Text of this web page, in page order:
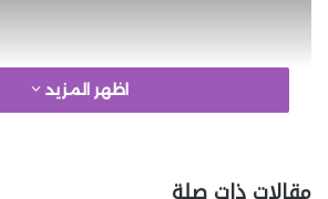
اظهر المزيد